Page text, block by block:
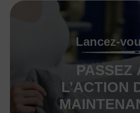
Lancez-
PASSEZ
L’ACTION